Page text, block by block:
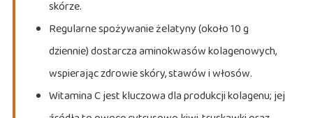
skórze.
Regularne spożywanie żelatyny (około 10 g
dziennie) dostarcza aminokwasów kolagenowych,
wspierając zdrowie skóry, stawów i włosów.
Witamina C jest kluczowa dla produkcji kolagenu; jej